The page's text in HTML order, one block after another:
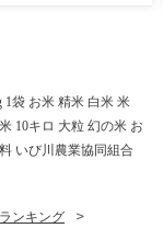
1袋 お米 精米 白米 米
10キロ 大粒 幻の米 お
いび川農業協同組合
ンキング